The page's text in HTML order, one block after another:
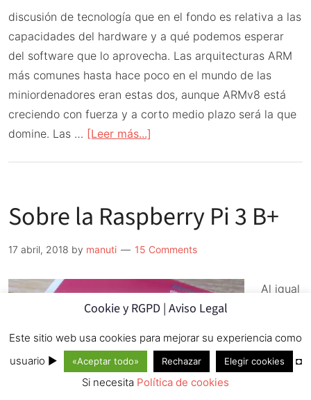
discusión de tecnología que en el fondo es relativa a las
capacidades del hardware y a qué podemos esperar
del software que lo aprovecha. Las arquitecturas ARM
más comunes hasta hace poco en el mundo de las
miniordenadores eran estas dos, aunque ARMv8 está
creciendo con fuerza y a corto medio plazo será la que
domine. Las … [Leer más...]
ARMv7
Sobre la Raspberry Pi 3 B+
17 abril, 2018 by manuti 15 Comments
Al igual
Cookie y RGPD | Aviso Legal
Este sitio web usa cookies para mejorar su experiencia como
usuario ►
«Aceptar todo» Rechazar Elegir cookies
◘
Si necesita Política de cookies